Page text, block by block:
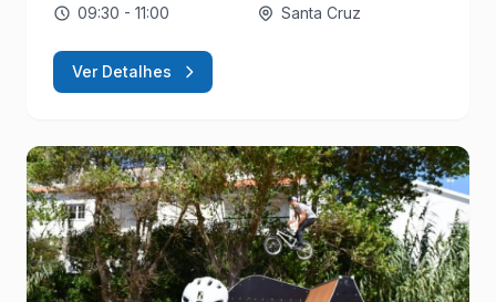
09:30 - 11:00 Santa Cruz
Ver Detalhes